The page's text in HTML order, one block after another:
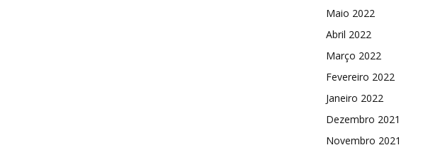
Maio 2022
Abril 2022
Março 2022
Fevereiro 2022
Janeiro 2022
Dezembro 2021
Novembro 2021